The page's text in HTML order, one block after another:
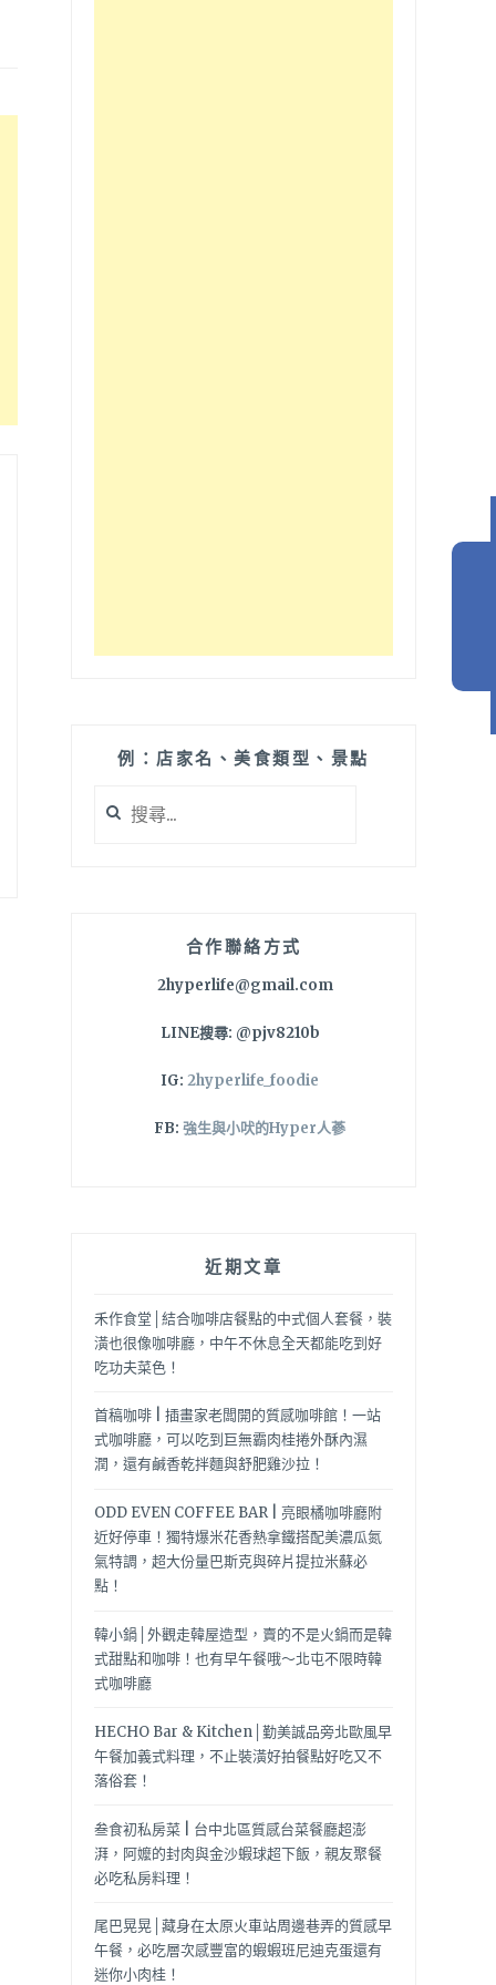
例：店家名、美食類型、景點
尋
合作聯絡方式
2hyperlife@gmail.com
LINE搜尋: @pjv8210b
IG: 2hyperlife_foodie
FB: 強生與小吠的Hyper人蔘
近期文章
禾作食堂│結合咖啡店餐點的中式個人套餐，裝
潢也很像咖啡廳，中午不休息全天都能吃到好
吃功夫菜色！
首稿咖啡 | 插畫家老闆開的質感咖啡館！一站
式咖啡廳，可以吃到巨無霸肉桂捲外酥內濕
潤，還有鹹香乾拌麵與舒肥雞沙拉！
ODD EVEN COFFEE BAR | 亮眼橘咖啡廳附
近好停車！獨特爆米花香熱拿鐵搭配美濃瓜氮
氣特調，超大份量巴斯克與碎片提拉米蘇必
點！
韓小鍋│外觀走韓屋造型，賣的不是火鍋而是韓
式甜點和咖啡！也有早午餐哦～北屯不限時韓
式咖啡廳
HECHO Bar & Kitchen│勤美誠品旁北歐風早
午餐加義式料理，不止裝潢好拍餐點好吃又不
落俗套！
叁食初私房菜 | 台中北區質感台菜餐廳超澎
湃，阿嬤的封肉與金沙蝦球超下飯，親友聚餐
必吃私房料理！
尾巴晃晃│藏身在太原火車站周邊巷弄的質感早
午餐，必吃層次感豐富的蝦蝦班尼迪克蛋還有
迷你小肉桂！